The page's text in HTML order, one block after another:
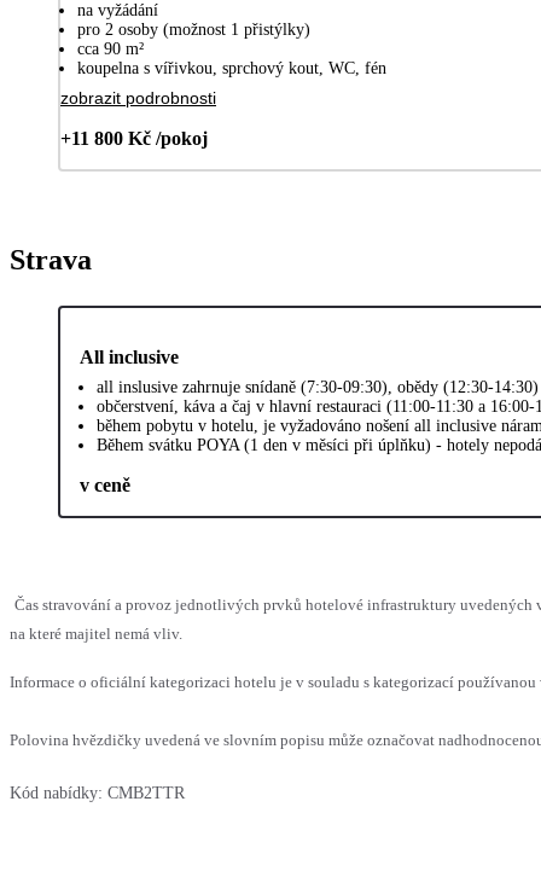
na vyžádání
pro 2 osoby (možnost 1 přistýlky)
cca 90 m²
koupelna s vířivkou, sprchový kout, WC, fén
zobrazit podrobnosti
+11 800 Kč /pokoj
Strava
All inclusive
all inslusive zahrnuje snídaně (7:30-09:30), obědy (12:30-
občerstvení, káva a čaj v hlavní restauraci (11:00-11:30 a
během pobytu v hotelu, je vyžadováno nošení all inclusive
Během svátku POYA (1 den v měsíci při úplňku) - hotely
v ceně
Čas stravování a provoz jednotlivých prvků hotelové infrastruktury uvedených
na které majitel nemá vliv.
Informace o oficiální kategorizaci hotelu je v souladu s kategorizací
Polovina hvězdičky uvedená ve slovním popisu může označovat
Kód nabídky: CMB2TTR